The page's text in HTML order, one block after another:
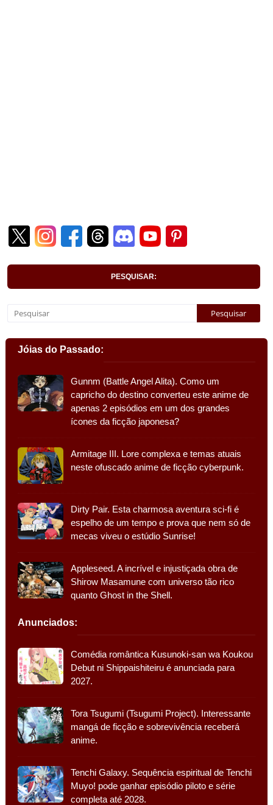
PESQUISAR:
Jóias do Passado:
Gunnm (Battle Angel Alita). Como um
capricho do destino converteu este anime de
apenas 2 episódios em um dos grandes
ícones da ficção japonesa?
Armitage III. Lore complexa e temas atuais
neste ofuscado anime de ficção cyberpunk.
Dirty Pair. Esta charmosa aventura sci-fi é
espelho de um tempo e prova que nem só de
mecas viveu o estúdio Sunrise!
Appleseed. A incrível e injustiçada obra de
Shirow Masamune com universo tão rico
quanto Ghost in the Shell.
Anunciados:
Comédia romântica Kusunoki-san wa Koukou
Debut ni Shippaishiteiru é anunciada para
2027.
Tora Tsugumi (Tsugumi Project). Interessante
mangá de ficção e sobrevivência receberá
anime.
Tenchi Galaxy. Sequência espiritual de Tenchi
Muyo! pode ganhar episódio piloto e série
completa até 2028.